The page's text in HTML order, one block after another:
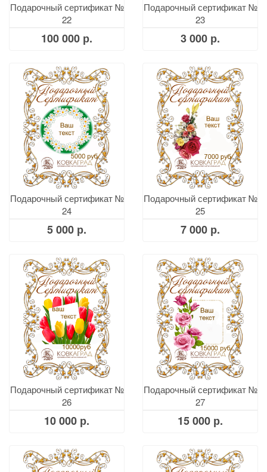
Подарочный сертификат №
22
100 000 р.
Подарочный сертификат №
23
3 000 р.
Подарочный сертификат №
24
5 000 р.
Подарочный сертификат №
25
7 000 р.
Подарочный сертификат №
26
10 000 р.
Подарочный сертификат №
27
15 000 р.